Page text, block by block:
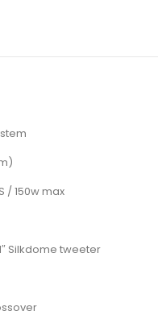
/ 150w max
Silkdome tweeter